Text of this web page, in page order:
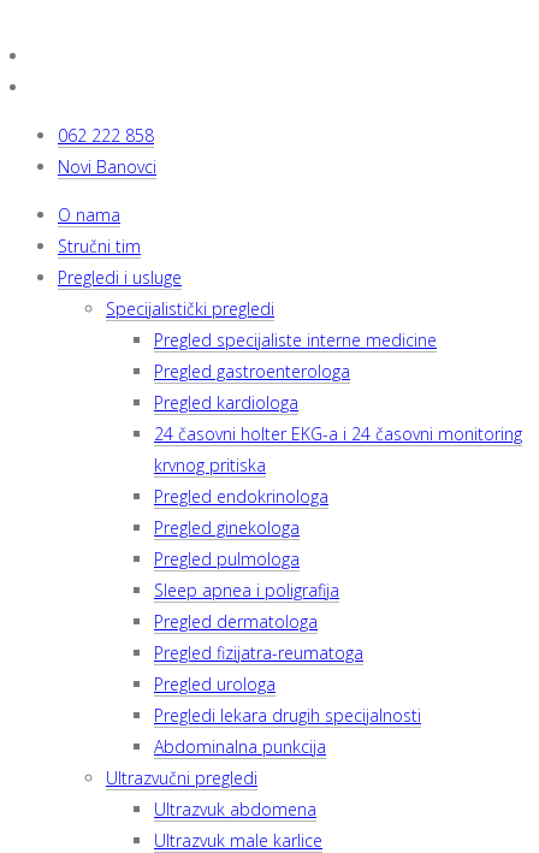
062 222 858
Novi Banovci
O nama
Stručni tim
Pregledi i usluge
Specijalistički pregledi
Pregled specijaliste interne medicine
Pregled gastroenterologa
Pregled kardiologa
24 časovni holter EKG-a i 24 časovni monitoring
krvnog pritiska
Pregled endokrinologa
Pregled ginekologa
Pregled pulmologa
Sleep apnea i poligrafija
Pregled dermatologa
Pregled fizijatra-reumatoga
Pregled urologa
Pregledi lekara drugih specijalnosti
Abdominalna punkcija
Ultrazvučni pregledi
Ultrazvuk abdomena
Ultrazvuk male karlice